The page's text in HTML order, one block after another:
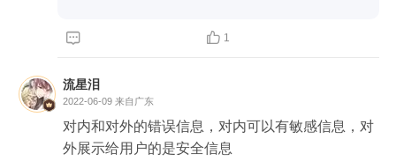
  1
流星泪
2022-06-09 来自广东
对内和对外的错误信息，对内可以有敏感信息，对
外展示给用户的是安全信息